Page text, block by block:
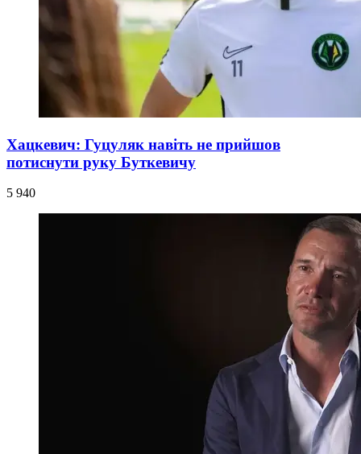
Хацкевич: Гуцуляк навіть не прийшов
потиснути руку Буткевичу
5 940